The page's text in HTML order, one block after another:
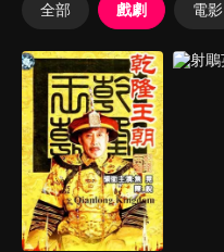
全部 戲劇 電影